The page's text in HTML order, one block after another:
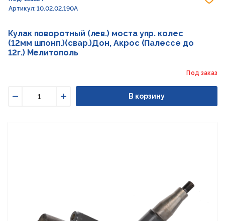
Артикул: 10.02.02.190А
Кулак поворотный (лев.) моста упр. колес
(12мм шпонп.)(свар.)Дон, Акрос (Палессе до
12г.) Мелитополь
Под заказ
Увеличить
В корзину